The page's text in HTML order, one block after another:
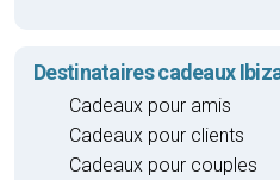
Destinataires cadeaux
Cadeaux pour amis
Cadeaux pour clients
Cadeaux pour couples